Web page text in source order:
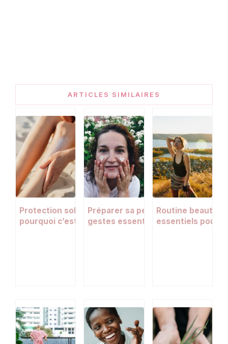
ARTICLES SIMILAIRES
Protection solaire au printemps :
pourquoi c’est la saison la plus
Préparer sa peau au printemps : 10
gestes essentiels pour un
Routine beauté
essentiels pour